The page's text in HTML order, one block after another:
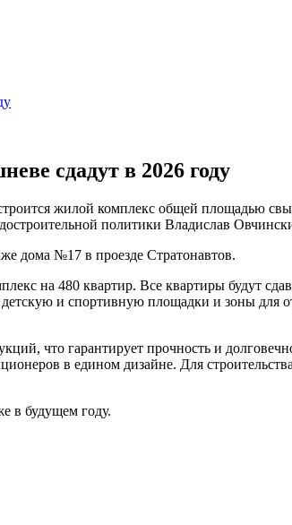
сдадут в 2026 году
жилой комплекс общей площадью
политики Владислав
дома №17 в проезде Стратонавтов.
на 480 квартир. Все квартиры будут
и спортивную площадки и зоны для
что гарантирует прочность и
в едином дизайне. Для
в будущем году.